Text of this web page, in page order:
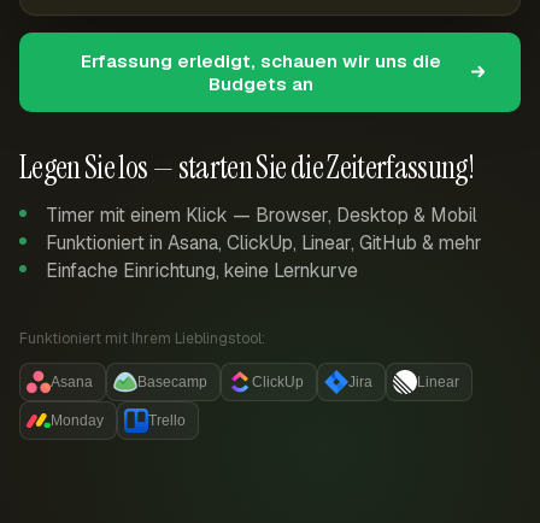
Legen Sie los — starten Sie die Zeiterfassung!
Timer mit einem Klick — Browser, Desktop & Mobil
Funktioniert in Asana, ClickUp, Linear, GitHub & mehr
Einfache Einrichtung, keine Lernkurve
Funktioniert mit Ihrem Lieblingstool:
Asana Basecamp ClickUp Jira Linear
Monday Trello
Erfassung erledigt, schauen wir uns die
Budgets an